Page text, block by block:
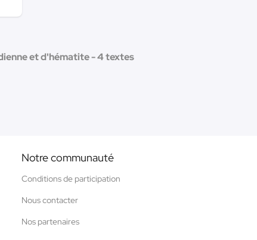
et d'hématite - 4 textes
Notre communauté
Conditions de participation
Nous contacter
Nos partenaires